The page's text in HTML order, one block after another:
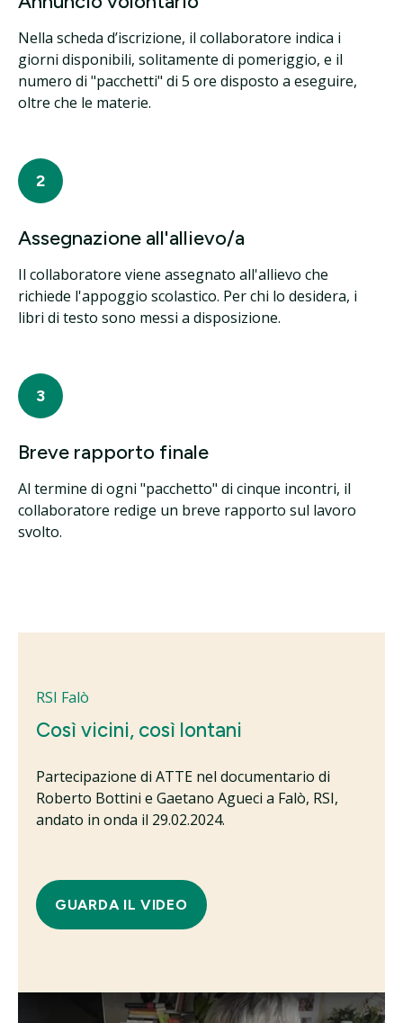
Nella scheda d’iscrizione, il collaboratore indica i
giorni disponibili, solitamente di pomeriggio, e il
numero di "pacchetti" di 5 ore disposto a eseguire,
oltre che le materie.
2
Assegnazione all'allievo/a
Il collaboratore viene assegnato all'allievo che
richiede l'appoggio scolastico. Per chi lo desidera, i
libri di testo sono messi a disposizione.
3
Breve rapporto finale
Al termine di ogni "pacchetto" di cinque incontri, il
collaboratore redige un breve rapporto sul lavoro
svolto.
RSI Falò
Così vicini, così lontani
Partecipazione di ATTE nel documentario di
Roberto Bottini e Gaetano Agueci a Falò, RSI,
andato in onda il 29.02.2024.
GUARDA IL VIDEO